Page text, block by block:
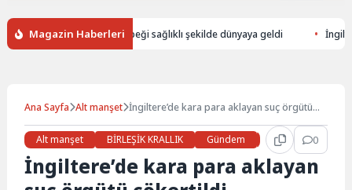
Magazin Haberleri
ölen annenin bebeği sağlıklı şekilde dünyaya geldi
Ana Sayfa Alt manşet İngiltere’de kara para aklayan suç örgütü
Alt manşet
BİRLEŞİK KRALLIK Gündem Haberler 0
İngiltere’de kara para aklayan